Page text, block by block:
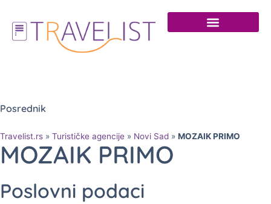
Posrednik
Travelist.rs » Turističke agencije » Novi Sad » MOZAIK PRIMO
MOZAIK PRIMO
Poslovni podaci